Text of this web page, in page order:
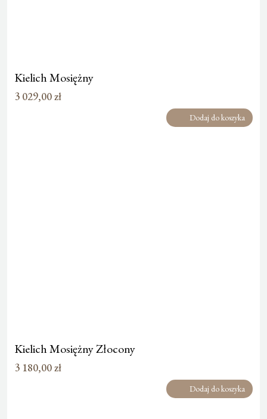
Kielich Mosiężny
3 029,00zł
Dodaj do koszyka
Kielich Mosiężny Złocony
3 180,00zł
Dodaj do koszyka